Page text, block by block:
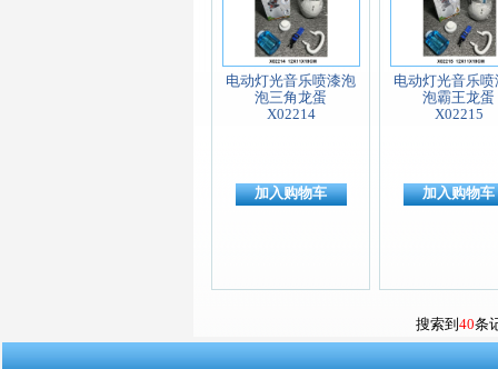
电动灯光音乐喷漆泡
泡三角龙蛋
X02214
加入购物车
电动灯光音乐喷
泡霸王龙蛋
X02215
加入购物车
搜索到 40条